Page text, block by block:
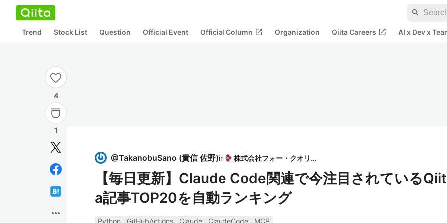
search
Trend Stock List Question Official Event Official Column open_in_new Organization Qiita Careers open_in_new AI x Dev x
4
1
more_horiz
@TakanobuSano (貴信 佐野)in 株式会社フォー・クオリア
【毎日更新】Claude Code関連で今注目されているQiit
a記事TOP20を自動ランキング
Python GitHubActions Claude ClaudeCode
MCP